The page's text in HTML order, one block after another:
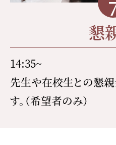
懇
14:35~
先生や在校生との懇
す。（希望者のみ）